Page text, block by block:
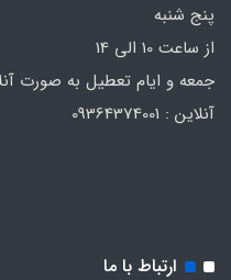
پنج شنبه
از ساعت 10 الی 14
جمعه و ایام تعطیل به صورت
ارتباط با ما